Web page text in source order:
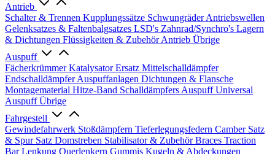
Antrieb
Schalter & Trennen Kupplungssätze SchwungräderAntriebswellen
Gelenksatzes & Faltenbalgsatzes LSD's Zahnrad/Synchro's Lagern
& Dichtungen Flüssigkeiten & ZubehörAntrieb Übrige
Auspuff
FächerkrümmerKatalysator Ersatz Mittelschalldämpfer
EndschalldämpferAuspuffanlagen Dichtungen & Flansche
Montagematerial Hitze-Band Schalldämpfers Auspuff Universal
Auspuff Übrige
Fahrgestell
Gewindefahrwerk Stoßdämpfern Tieferlegungsfedern Camber Satz
& Spur Satz Domstreben Stabilisator & ZubehörBraces Traction
BarLenkung Querlenkern Gummis Kugeln & Abdeckungen